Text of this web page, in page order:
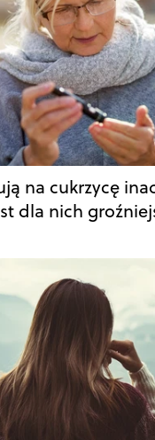
na cukrzycę
dla nich